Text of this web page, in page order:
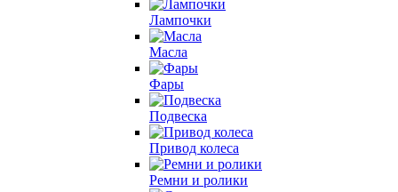
Лампочки
Масла
Фары
Подвеска
Привод колеса
Ремни и ролики